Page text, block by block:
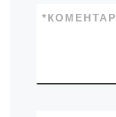
КОМЕНТАР
*